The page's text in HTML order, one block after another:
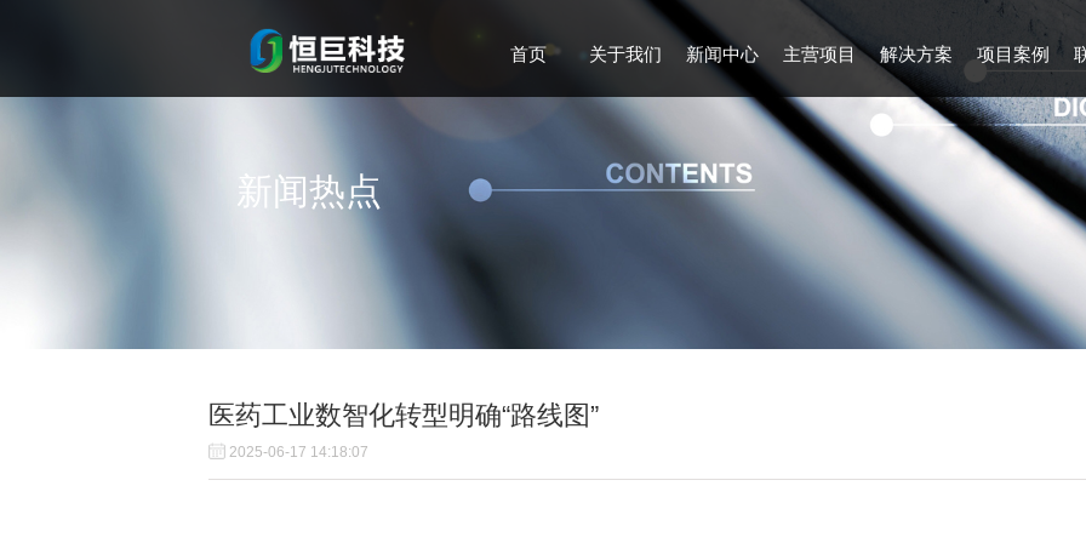
首页 关于我们 新闻中心 主营项目 解决方案 项目案例
新闻热点
医药工业数智化转型明确“路线图”
2025-06-17 14:18:07